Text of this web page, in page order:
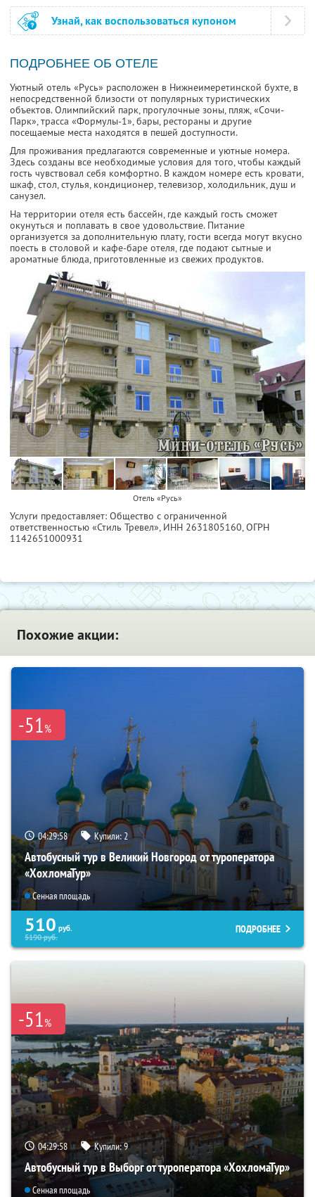
Узнай, как воспользоваться купоном
ПОДРОБНЕЕ ОБ ОТЕЛЕ
Уютный отель «Русь» расположен в Нижнеимеретинской бухте, в
непосредственной близости от популярных туристических
объектов. Олимпийский парк, прогулочные зоны, пляж, «Сочи-
Парк», трасса «Формулы-1», бары, рестораны и другие
посещаемые места находятся в пешей доступности.
Для проживания предлагаются современные и уютные номера.
Здесь созданы все необходимые условия для того, чтобы каждый
гость чувствовал себя комфортно. В каждом номере есть кровати,
шкаф, стол, стулья, кондиционер, телевизор, холодильник, душ и
санузел.
На территории отеля есть бассейн, где каждый гость сможет
окунуться и поплавать в свое удовольствие. Питание
организуется за дополнительную плату, гости всегда могут вкусно
поесть в столовой и кафе-баре отеля, где подают сытные и
ароматные блюда, приготовленные из свежих продуктов.
Отель «Русь»
Услуги предоставляет: Общество с ограниченной
ответственностью «Стиль Тревел», ИНН 2631805160, ОГРН
1142651000931
Похожие акции:
-51%
04:29:57 Купили:2
Автобусный тур в Великий Новгород от туроператора
«ХохломаТур»
Сенная площадь
510 руб.
5190руб.
ПОДРОБНЕЕ
-51%
04:29:57 Купили:9
Автобусный тур в Выборг от туроператора «ХохломаТур»
Сенная площадь